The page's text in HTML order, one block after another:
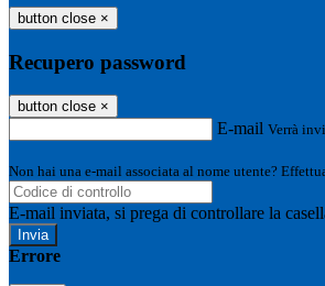
button close ×
Recupero password
button close ×
E-mail Verrà
Non hai una e-mail associata al nome utente?
E-mail inviata, si prega di controllare la
Errore